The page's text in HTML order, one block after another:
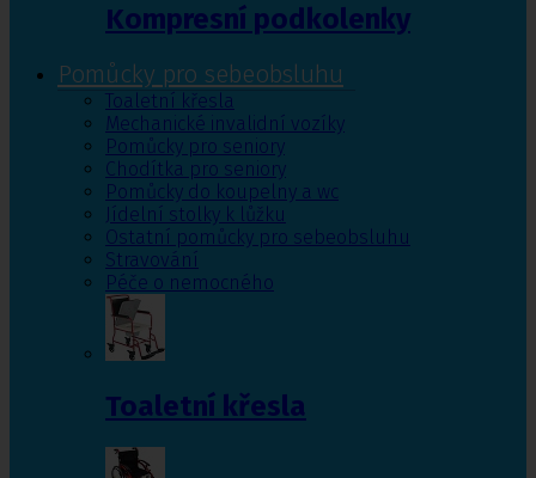
Kompresní podkolenky
Pomůcky pro sebeobsluhu
Toaletní křesla
Mechanické invalidní vozíky
Pomůcky pro seniory
Chodítka pro seniory
Pomůcky do koupelny a wc
Jídelní stolky k lůžku
Ostatní pomůcky pro sebeobsluhu
Stravování
Péče o nemocného
Toaletní křesla